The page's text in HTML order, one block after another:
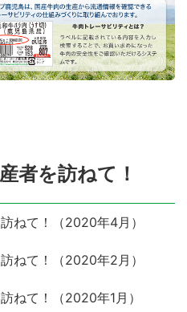
者を訪ねて！
ねて！（2020年4月）
ねて！（2020年2月）
ねて！（2020年1月）